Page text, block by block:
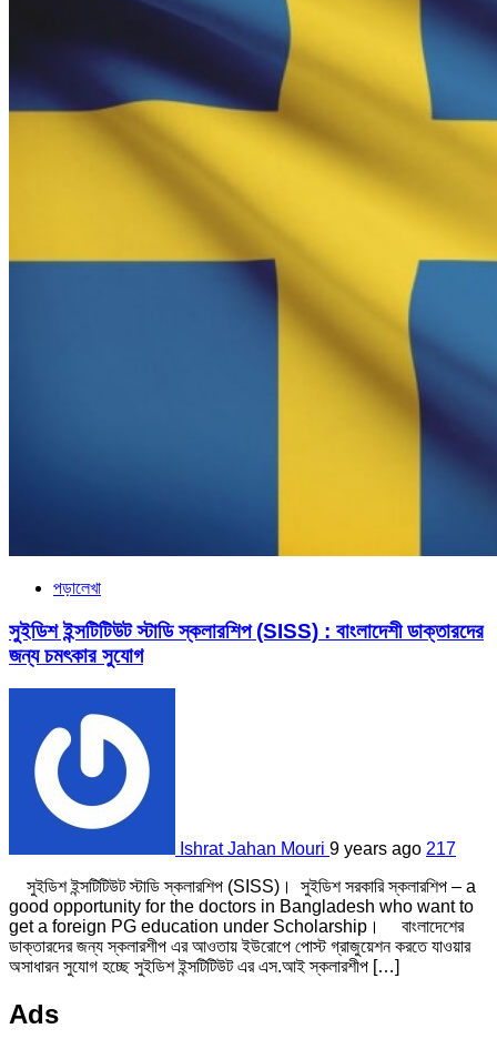
পড়ালেখা
সুইডিশ ইন্সটিটিউট স্টাডি স্কলারশিপ (SISS) : বাংলাদেশী ডাক্তারদের
জন্য চমৎকার সুযোগ
Ishrat Jahan Mouri 9 years ago 217
সুইডিশ ইন্সটিটিউট স্টাডি স্কলারশিপ (SISS)। সুইডিশ সরকারি স্কলারশিপ – a
good opportunity for the doctors in Bangladesh who want to
get a foreign PG education under Scholarship। বাংলাদেশের
ডাক্তারদের জন্য স্কলারশীপ এর আওতায় ইউরোপে পোস্ট গ্রাজুয়েশন করতে যাওয়ার
অসাধারন সুযোগ হচ্ছে সুইডিশ ইন্সটিটিউট এর এস.আই স্কলারশীপ […]
Ads